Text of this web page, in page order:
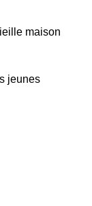
maison
jeunes